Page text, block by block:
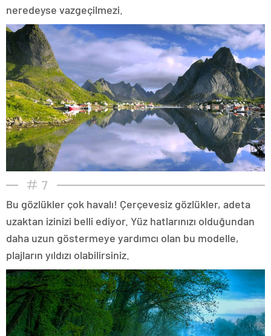
neredeyse vazgeçilmezi.
7
Bu gözlükler çok havalı! Çerçevesiz gözlükler, adeta
uzaktan izinizi belli ediyor. Yüz hatlarınızı olduğundan
daha uzun göstermeye yardımcı olan bu modelle,
plajların yıldızı olabilirsiniz.